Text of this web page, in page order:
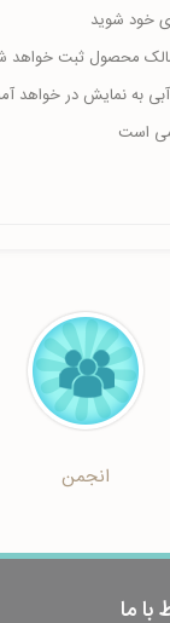
خود شوید
مالک محصول ثبت خواهد
به نمایش در خواهد
است
انجمن
با ما